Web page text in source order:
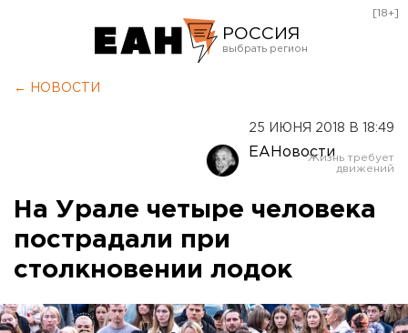
РОССИЯ
Оренбург
[18+]
← НОВОСТИ
25 ИЮНЯ 2018 В 18:49
ЕАНовости
На Урале четыре человека
пострадали при
столкновении лодок